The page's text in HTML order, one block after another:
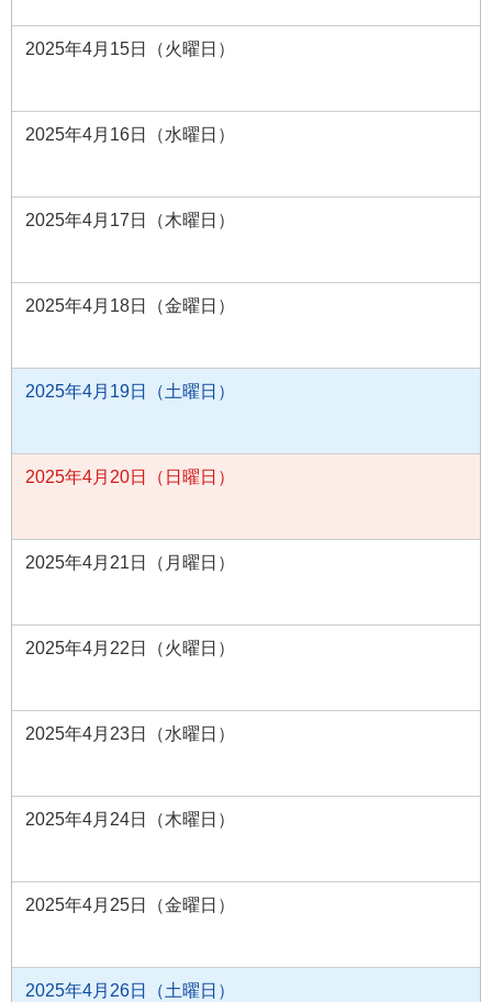
2025年4月15日（火曜日）
2025年4月16日（水曜日）
2025年4月17日（木曜日）
2025年4月18日（金曜日）
2025年4月19日（土曜日）
2025年4月20日（日曜日）
2025年4月21日（月曜日）
2025年4月22日（火曜日）
2025年4月23日（水曜日）
2025年4月24日（木曜日）
2025年4月25日（金曜日）
2025年4月26日（土曜日）